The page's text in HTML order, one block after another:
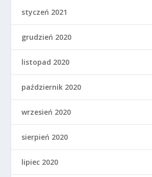
styczeń 2021
grudzień 2020
listopad 2020
październik 2020
wrzesień 2020
sierpień 2020
lipiec 2020